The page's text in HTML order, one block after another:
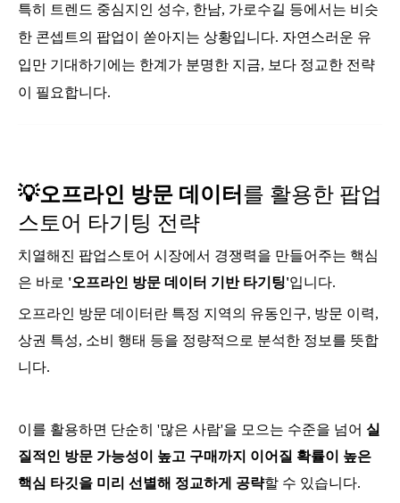
특히 트렌드 중심지인 성수, 한남, 가로수길 등에서는 비슷
한 콘셉트의 팝업이 쏟아지는 상황입니다. 자연스러운 유
입만 기대하기에는 한계가 분명한 지금, 보다 정교한 전략
이 필요합니다.
💡오프라인 방문 데이터 를 활용한 팝업
스토어 타기팅 전략
치열해진 팝업스토어 시장에서 경쟁력을 만들어주는 핵심
은 바로 '오프라인 방문 데이터 기반 타기팅'입니다.
오프라인 방문 데이터란 특정 지역의 유동인구, 방문 이력,
상권 특성, 소비 행태 등을 정량적으로 분석한 정보를 뜻합
니다.
이를 활용하면 단순히 '많은 사람'을 모으는 수준을 넘어 실
질적인 방문 가능성이 높고 구매까지 이어질 확률이 높은
핵심 타깃을 미리 선별해 정교하게 공략할 수 있습니다.